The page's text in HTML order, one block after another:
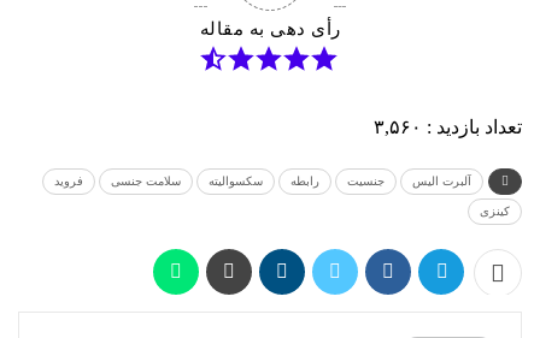
رأی دهی به مقاله
تعداد بازدید : ۳,۵۶۰
آلبرت الیس جنسیت رابطه سکسوالیته سلامت جنسی فروید
کینزی